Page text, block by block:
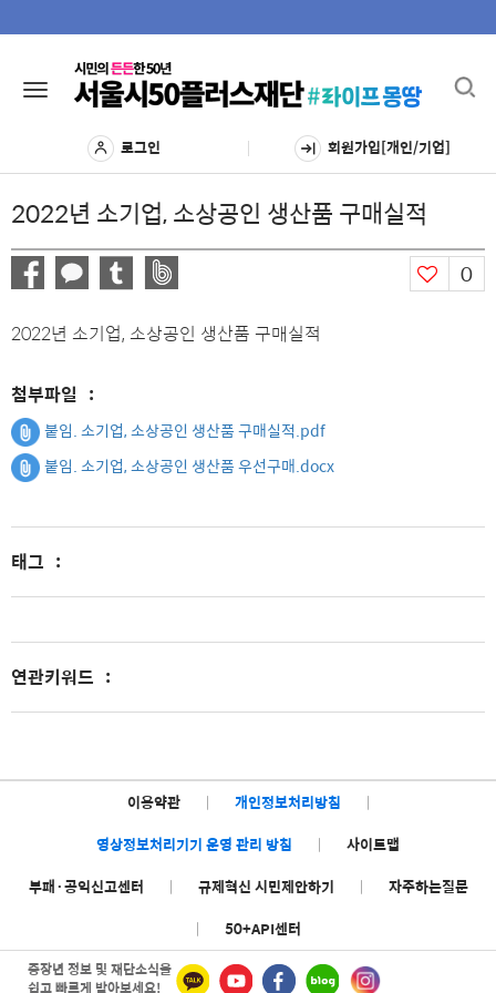
Toggle
navigation
로그인 회원가입[개인/기업]
2022년 소기업, 소상공인 생산품 구매실적
0
2022년 소기업, 소상공인 생산품 구매실적
첨부파일 :
붙임. 소기업, 소상공인 생산품 구매실적.pdf
붙임. 소기업, 소상공인 생산품 우선구매.docx
태그 :
연관키워드 :
이용약관 | 개인정보처리방침
|
영상정보처리기기 운영 관리 방침
|
사이트맵
부패·공익신고센터
| 규제혁신 시민제안하기 |
자주하는질문
|
50+API센터
중장년 정보 및 재단소식을
쉽고 빠르게 받아보세요!